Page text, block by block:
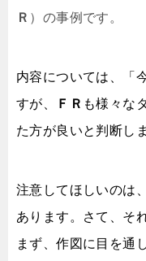
Ｒ ）の事例です。
内容については、「
すが、
ＦＲ も様々な
た方が良いと判断し
注意してほしいのは
あります。さて、そ
まず、作図に目を通